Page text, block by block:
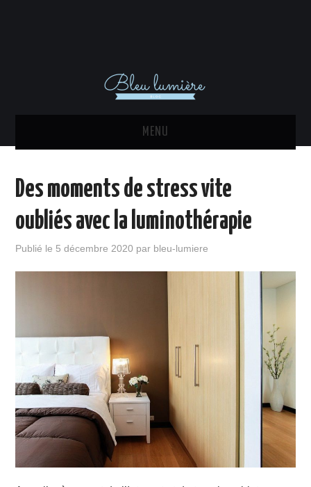
MENU
EQUIPEMENTS
TRAVAUX
DÉMÉNAGEMENT
Des moments de stress vite
oubliés avec la luminothérapie
Publié le 5 décembre 2020 par bleu-lumiere